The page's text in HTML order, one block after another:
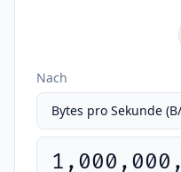
Nach